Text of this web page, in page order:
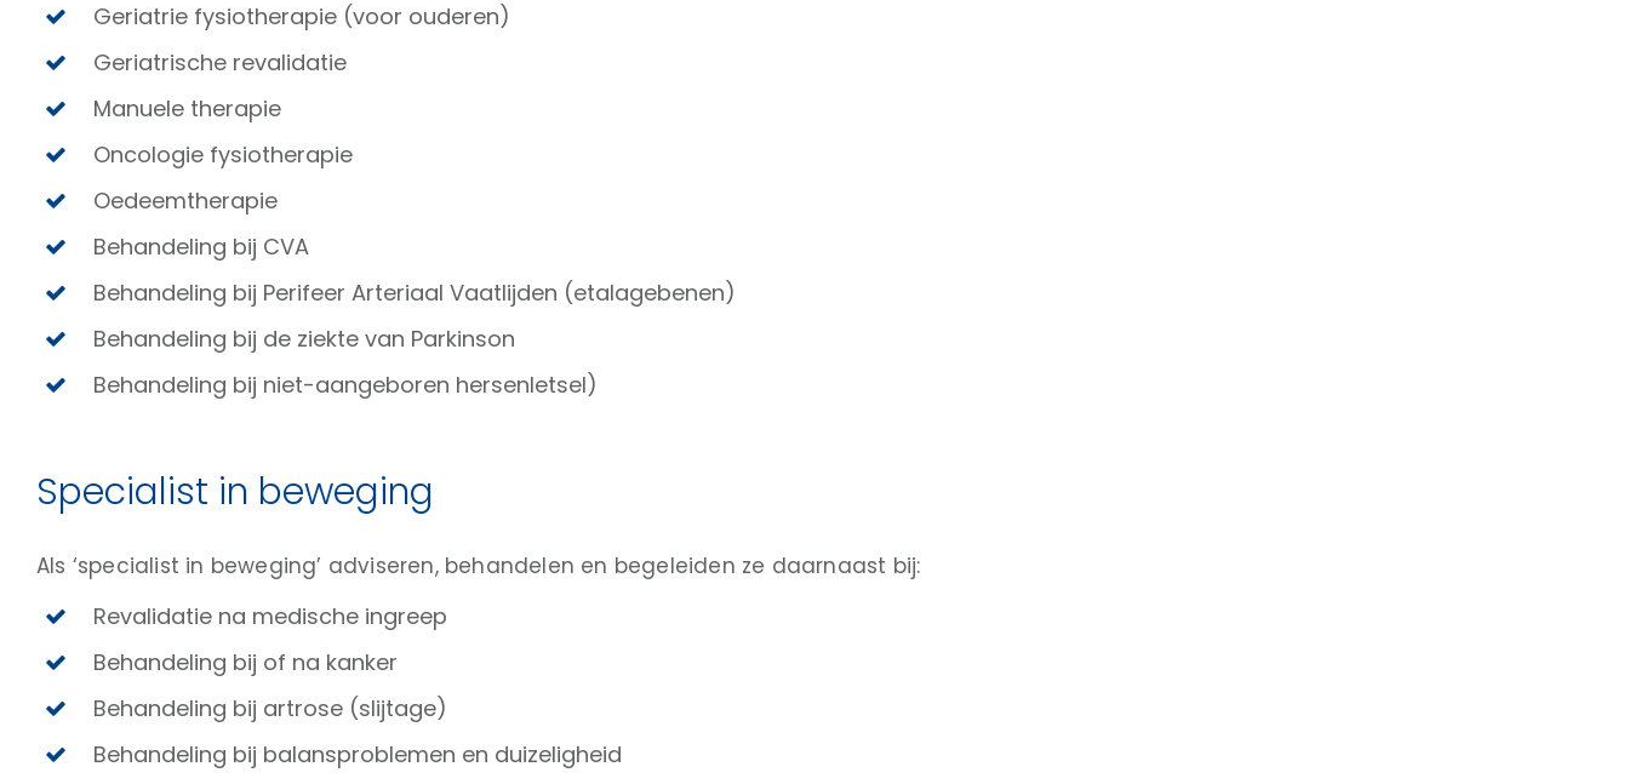
Geriatrie fysiotherapie (voor ouderen)
Geriatrische revalidatie
Manuele therapie
Oncologie fysiotherapie
Oedeemtherapie
Behandeling bij CVA
Behandeling bij Perifeer Arteriaal Vaatlijden (etalagebenen)
Behandeling bij de ziekte van Parkinson
Behandeling bij niet-aangeboren hersenletsel)
Specialist in beweging
Als ‘specialist in beweging’ adviseren, behandelen en begeleiden ze daarnaast bij:
Revalidatie na medische ingreep
Behandeling bij of na kanker
Behandeling bij artrose (slijtage)
Behandeling bij balansproblemen en duizeligheid